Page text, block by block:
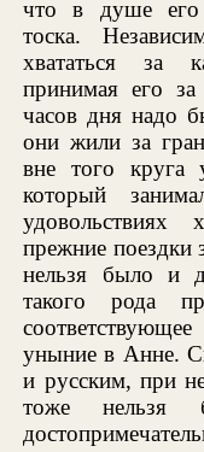
что в душе его
тоска.
хвататься за
принимая его
часов дня надо
они жили за
вне того круга
который
прежние поездки
нельзя было и
такого рода
уныние в Анне.
и русским, при
тоже нельзя